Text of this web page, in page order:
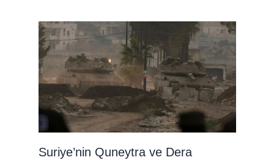
Suriye’nin Quneytra ve Dera